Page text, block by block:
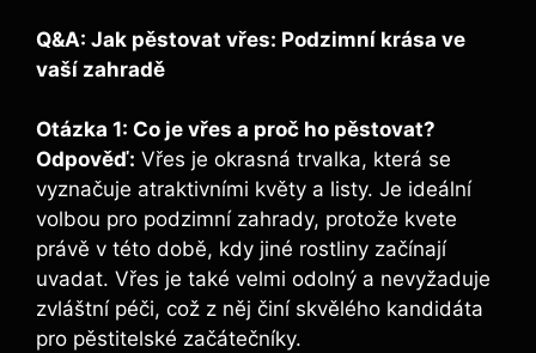
Q&A: Jak pěstovat vřes: Podzimní krása ve
vaší zahradě
Otázka 1: Co je vřes a proč ho pěstovat?
Odpověď: Vřes je okrasná trvalka, která se
vyznačuje atraktivními květy a listy. Je ideální
volbou pro podzimní zahrady, protože kvete
právě v této době, kdy jiné rostliny začínají
uvadat. Vřes je také velmi odolný a nevyžaduje
zvláštní péči, což z něj činí skvělého kandidáta
pro pěstitelské začátečníky.